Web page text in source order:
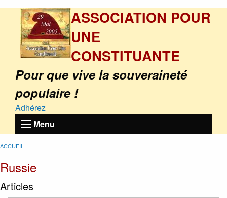
ASSOCIATION POUR
UNE
CONSTITUANTE
Pour que vive la souveraineté
populaire !
Adhérez
Menu
ACCUEIL
Russie
Articles